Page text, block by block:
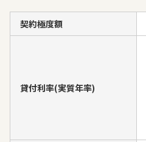
契約極度額
貸付利率(実質年率)